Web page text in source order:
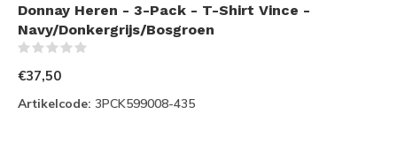
Donnay Heren - 3-Pack - T-Shirt Vince -
Navy/Donkergrijs/Bosgroen
€37,50
Artikelcode: 3PCK599008-435